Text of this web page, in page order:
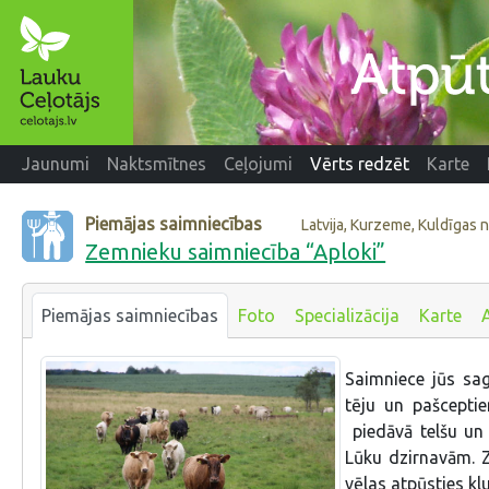
Jaunumi Naktsmītnes Ceļojumi Vērts redzēt Karte
Piemājas saimniecības Latvija, Kurzeme, Kuldīgas
Zemnieku saimniecība “Aploki”
Piemājas saimniecības Foto Specializācija Karte
Saimniece jūs
tēju un
piedāvā telšu
Lūku dzirnavām.
vēlas atpūsties